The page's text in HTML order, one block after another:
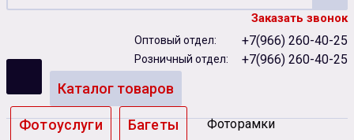
Заказать звонок
Оптовый отдел: +7(966) 260-40-25
Розничный отдел: +7(966) 260-40-25
Каталог товаров
Фотоуслуги Багеты Фоторамки